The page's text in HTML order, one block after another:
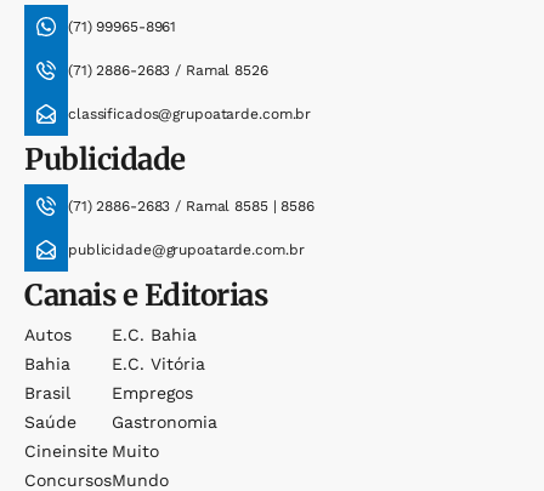
(71) 99965-8961
(71) 2886-2683 / Ramal 8526
classificados@grupoatarde.com.br
Publicidade
(71) 2886-2683 / Ramal 8585 | 8586
publicidade@grupoatarde.com.br
Canais e Editorias
Autos
Bahia
Brasil
Saúde
Cineinsite
Concursos
E.c. Bahia
E.c. Vitória
Empregos
Gastronomia
Muito
Mundo